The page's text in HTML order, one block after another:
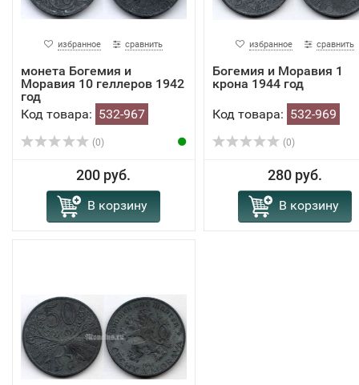
избранное сравнить
монета Богемия и
Моравия 10 геллеров 1942
год
Код товара: 532-967
(0)
200 руб.
В корзину
избранное сравнить
Богемия и Моравия 1
крона 1944 год
Код товара: 532-969
(0)
280 руб.
В корзину